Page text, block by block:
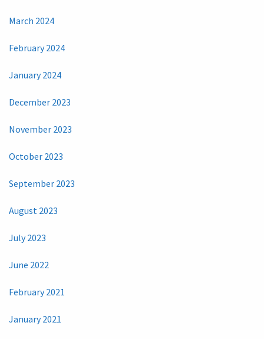
March 2024
February 2024
January 2024
December 2023
November 2023
October 2023
September 2023
August 2023
July 2023
June 2022
February 2021
January 2021